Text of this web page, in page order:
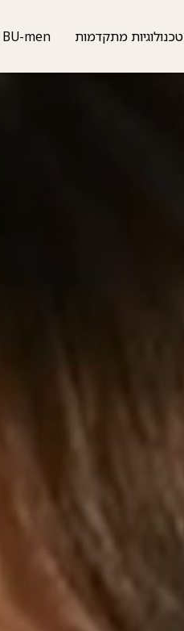
טכנולוגיות מתקדמות BU-men